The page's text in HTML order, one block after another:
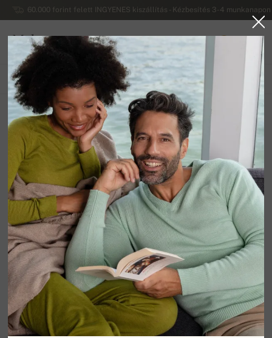
60.000 forint felett INGYENES kiszállítás - Kézbesítés 3-4
Mahogany
MAGYARORSZÁG
FÉRFI PULÓVEREK
Összeállítani Szűrő
MINDEN FÉRFI PULÓVEREK NŐI PULÓVEREK KIEGÉSZÍTŐK
-15%